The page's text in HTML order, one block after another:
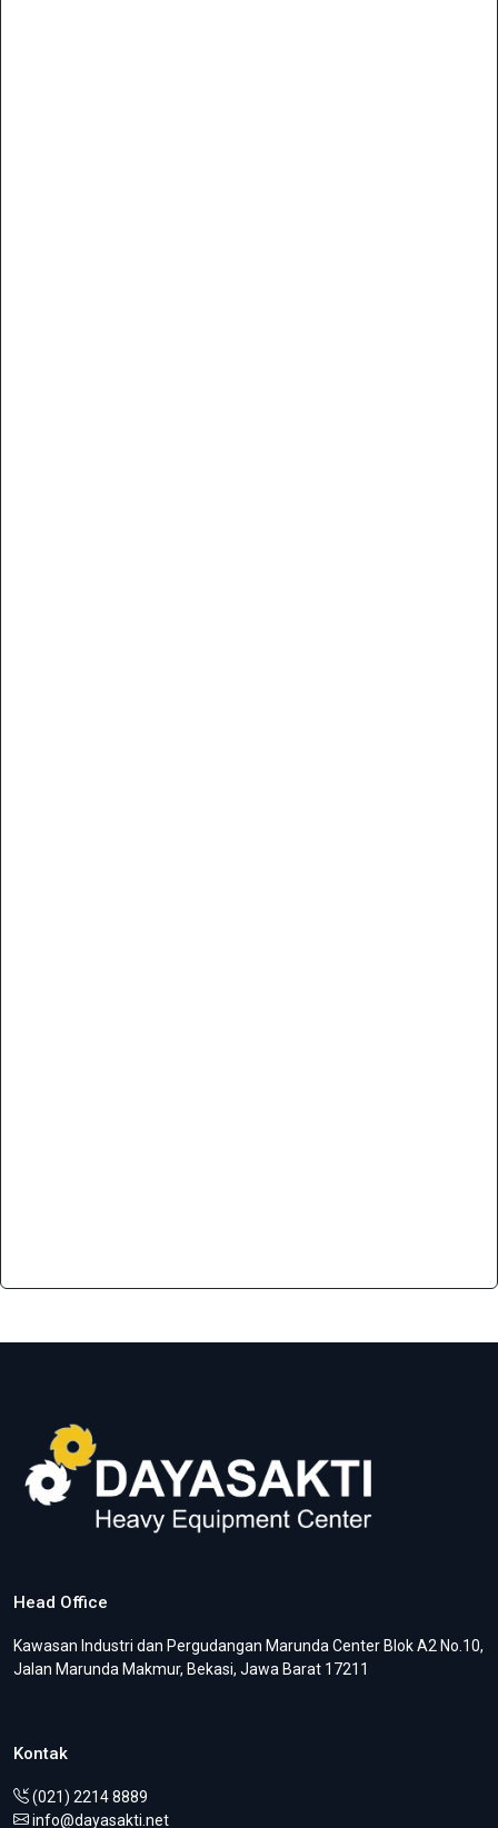
Head Office
Kawasan Industri dan Pergudangan Marunda Center Blok A2 No.10,
Jalan Marunda Makmur, Bekasi, Jawa Barat 17211
Kontak
(021) 2214 8889
info@dayasakti.net